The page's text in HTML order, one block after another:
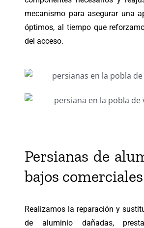
mecanismo para asegurar una
óptimos, al tiempo que
del acceso.
Persianas de
bajos comerciales
Realizamos la reparación y
de aluminio dañadas,